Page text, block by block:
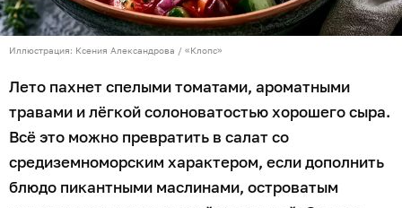
Иллюстрация: Ксения Александрова / «Клопс»
Лето пахнет спелыми томатами, ароматными
травами и лёгкой солоноватостью хорошего сыра.
Всё это можно превратить в салат со
средиземноморским характером, если дополнить
блюдо пикантными маслинами, островатым